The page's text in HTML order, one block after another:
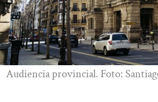
Audiencia provincial. Foto: